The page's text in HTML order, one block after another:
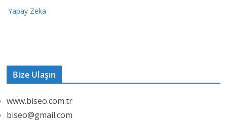
Yapay Zeka
Bize Ulaşın
www.biseo.com.tr
biseo@gmail.com